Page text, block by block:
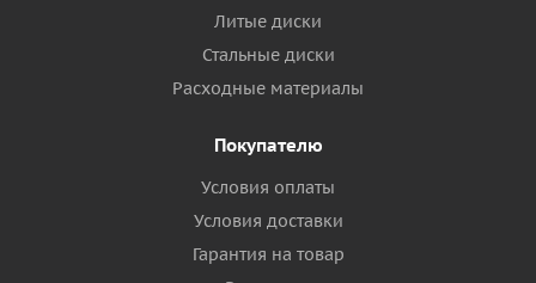
Литые диски
Стальные диски
Расходные материалы
Покупателю
Условия оплаты
Условия доставки
Гарантия на товар